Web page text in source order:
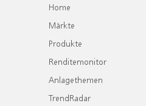
Home
Märkte
Produkte
Renditemonitor
Anlagethemen
TrendRadar